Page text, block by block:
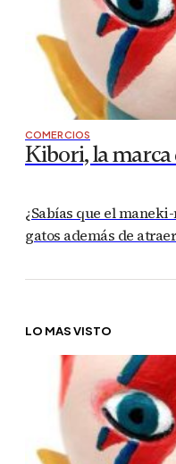
COMERCIOS
Kibori, la marca
¿Sabías que el
gatos además de
LO MÁS VISTO